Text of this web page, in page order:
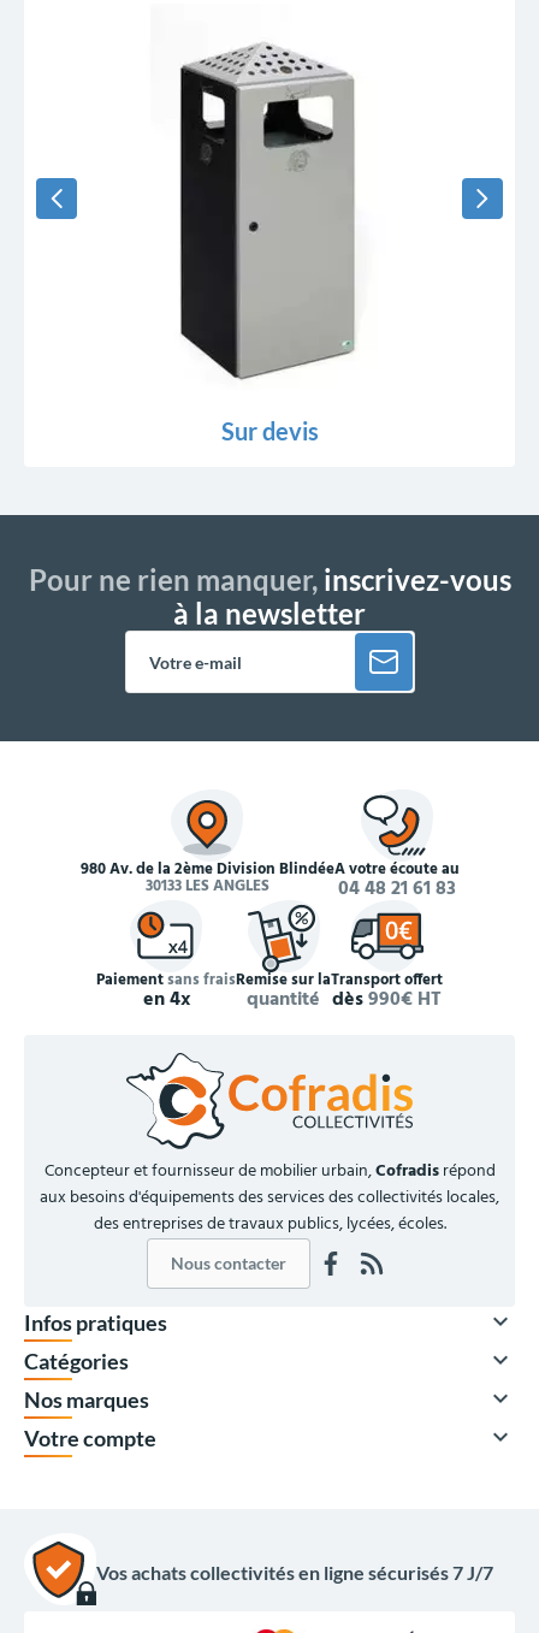
Sur devis
Pour ne rien manquer,inscrivez-vous
à la newsletter
980 Av. de la 2ème Division Blindée
30133 LES ANGLES
À votre écoute au
04 48 21 61 83
Paiementsans frais
en 4x
Remise sur la
quantité
Transport offert
dès990€ HT
Concepteur et fournisseur de mobilier urbain,Cofradisrépond
aux besoins d'équipements des services des collectivités locales,
des entreprises de travaux publics, lycées, écoles.
Nous contacter
Infos pratiques 
Catégories 
Nos marques 
Votre compte 
Vos achats collectivités en ligne sécurisés 7 J/7